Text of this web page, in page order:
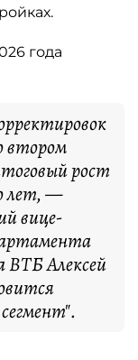
года
втором
рост
лет, —
вице-
ВТБ Алексей